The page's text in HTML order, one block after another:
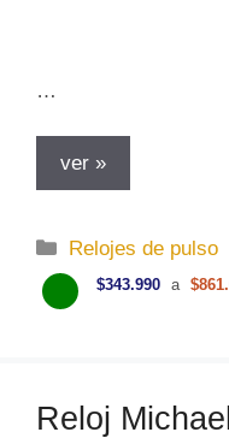
…
ver »
C
a
t
r
Relojes de pulso
$343.990 a
Reloj